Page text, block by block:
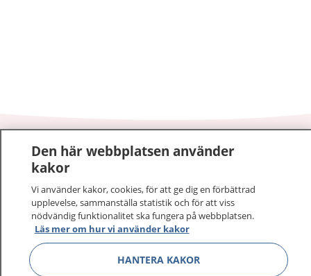
1177–tryggt om din hälsa och vård
På 1177.se får du råd om hälsa och information om
sjukdomar och vilka mottagningar du kan kontakta.
Logga in för att läsa din journal och göra dina
vårdärenden. Ring telefonnummer 1177 för
sjukvårdsrådgivning dygnet runt.
1177 ger dig råd när du vill må bättre.
Den här webbplatsen använder
kakor
Vi använder kakor, cookies, för att ge dig en förbättrad
upplevelse, sammanställa statistik och för att viss
nödvändig funktionalitet ska fungera på webbplatsen.
Läs mer om hur vi använder kakor
HANTERA KAKOR